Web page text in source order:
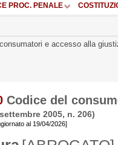
PROC. PENALE
e accesso alla
Codice del
2005, n. 206)
al 19/04/2026]